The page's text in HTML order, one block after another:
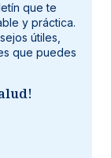
que te
y práctica.
útiles,
que puedes